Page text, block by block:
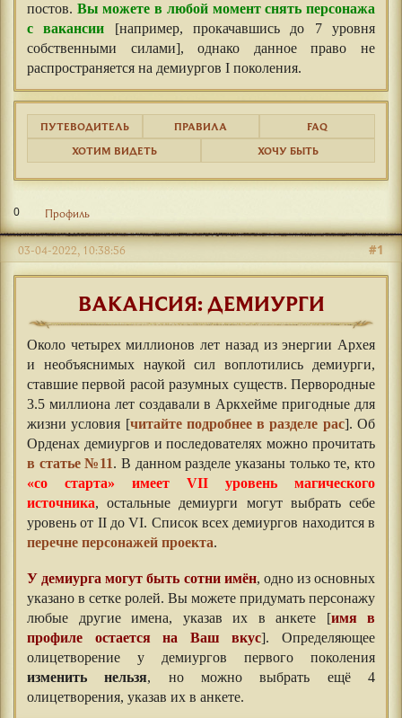
постов. Вы можете в любой момент снять персонажа
с вакансии [например, прокачавшись до 7 уровня
собственными силами], однако данное право не
распространяется на демиургов I поколения.
ПУТЕВОДИТЕЛЬ ПРАВИЛА
FAQ
ХОТИМ ВИДЕТЬ
ХОЧУ БЫТЬ
0 Профиль
#1
03-04-2022, 10:38:56
ВАКАНСИЯ: ДЕМИУРГИ
Около четырех миллионов лет назад из энергии Архея
и необъяснимых наукой сил воплотились демиурги,
ставшие первой расой разумных существ. Первородные
3.5 миллиона лет создавали в Аркхейме пригодные для
жизни условия [читайте подробнее в разделе рас]. Об
Орденах демиургов и последователях можно прочитать
в статье №11. В данном разделе указаны только те, кто
«со старта» имеет VII уровень магического
источника, остальные демиурги могут выбрать себе
уровень от II до VI. Список всех демиургов находится в
перечне персонажей проекта.
У демиурга могут быть сотни имён, одно из основных
указано в сетке ролей. Вы можете придумать персонажу
любые другие имена, указав их в анкете [имя в
профиле остается на Ваш вкус]. Определяющее
олицетворение у демиургов первого поколения
изменить нельзя, но можно выбрать ещё 4
олицетворения, указав их в анкете.